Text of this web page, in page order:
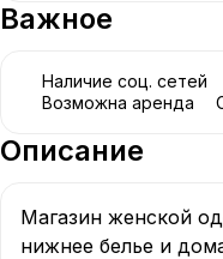
Важное
Наличие соц. сетей
Возможна аренда
Описание
Магазин женской
нижнее белье и